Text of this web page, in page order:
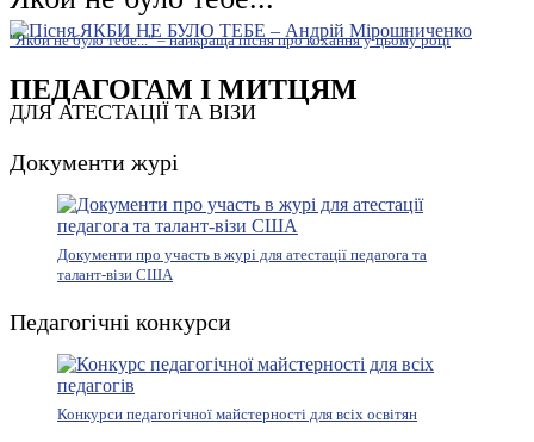
"Якби не було тебе..." – найкраща пісня про кохання у цьому році
ПЕДАГОГАМ І МИТЦЯМ
ДЛЯ АТЕСТАЦІЇ ТА ВІЗИ
Документи журі
Документи про участь в журі для атестації педагога та
талант-візи США
Педагогічні конкурси
Конкурси педагогічної майстерності для всіх освітян